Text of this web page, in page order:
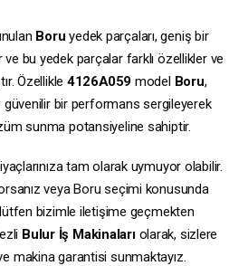
Boru yedek parçaları, geniş bir
bu yedek parçalar farklı özellikler ve
Özellikle 4126A059 model Boru,
güvenilir bir performans sergileyerek
sunma potansiyeline sahiptir.
tam olarak uymuyor olabilir.
veya Boru seçimi konusunda
lütfen bizimle iletişime geçmekten
Bulur İş Makinalarıolarak, sizlere
makina garantisi sunmaktayız.